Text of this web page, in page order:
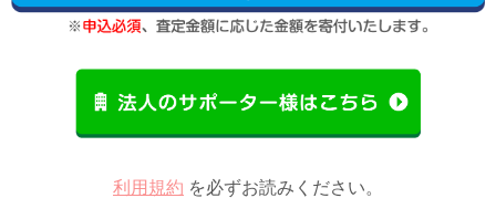
利用規約 を必ずお読みください。